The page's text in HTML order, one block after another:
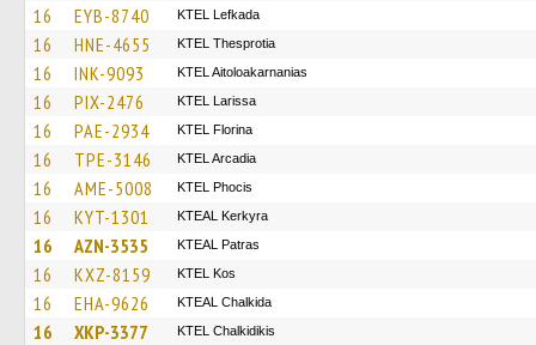
16 EYB-8740 KTEL Lefkada
16 HNE-4655 KTEL Thesprotia
16 INK-9093 KTEL Aitoloakarnanias
16 PIX-2476 KTEL Larissa
16 PAE-2934 KTEL Florina
16 TPE-3146 KTEL Arcadia
16 AME-5008 ΚΤΕL Phocis
16 KYT-1301 KTEAL Kerkyra
16 AZN-3535 KTEAL Patras
16 KXZ-8159 KTEL Kos
16 EHA-9626 KTEAL Chalkida
16 XKP-3377 ΚΤΕL Chalkidikis